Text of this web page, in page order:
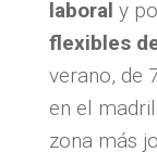
laboral y
flexibles
verano, de
en el
zona más